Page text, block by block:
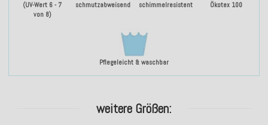
(UV-Wert 6 - 7
von 8)
schmutzabweisend
schimmelresistent
Ökotex 100
Pflegeleicht & waschbar
weitere Größen: